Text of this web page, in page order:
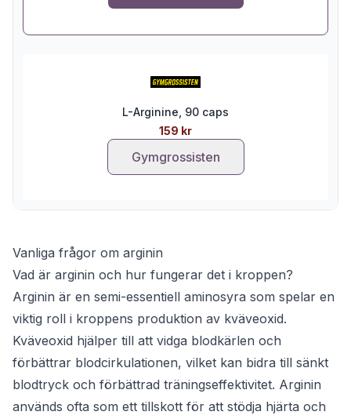
L-Arginine, 90 caps
159 kr
Gymgrossisten
Vanliga frågor om arginin
Vad är arginin och hur fungerar det i kroppen?
Arginin är en semi-essentiell aminosyra som spelar en
viktig roll i kroppens produktion av kväveoxid.
Kväveoxid hjälper till att vidga blodkärlen och
förbättrar blodcirkulationen, vilket kan bidra till sänkt
blodtryck och förbättrad träningseffektivitet. Arginin
används ofta som ett tillskott för att stödja hjärta och